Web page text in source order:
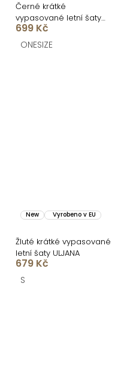
Černé krátké
vypasované letní šaty
BRINELLE
699 Kč
ONESIZE
New Vyrobeno v EU
Žluté krátké vypasované
letní šaty ULJANA
679 Kč
S